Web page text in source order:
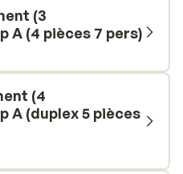
in einem gemütlichen
ein toller Urlaub!
(3
A (4 pièces 7 pers)
(4
A (duplex 5 pièces